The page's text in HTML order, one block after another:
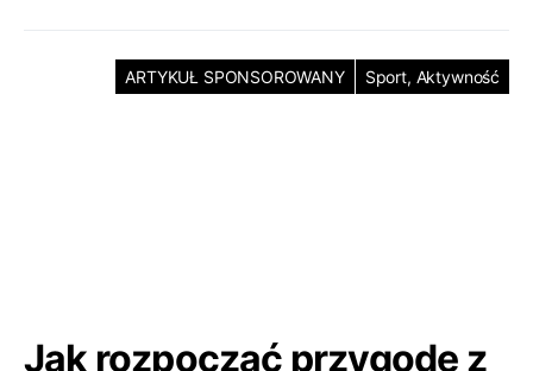
ARTYKUŁ SPONSOROWANY Sport, Aktywność
Jak rozpocząć przygodę z